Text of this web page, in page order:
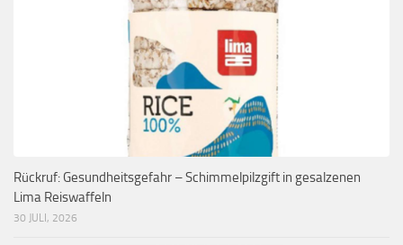
Rückruf: Gesundheitsgefahr – Schimmelpilzgift in gesalzenen
Lima Reiswaffeln
30 JULI, 2026